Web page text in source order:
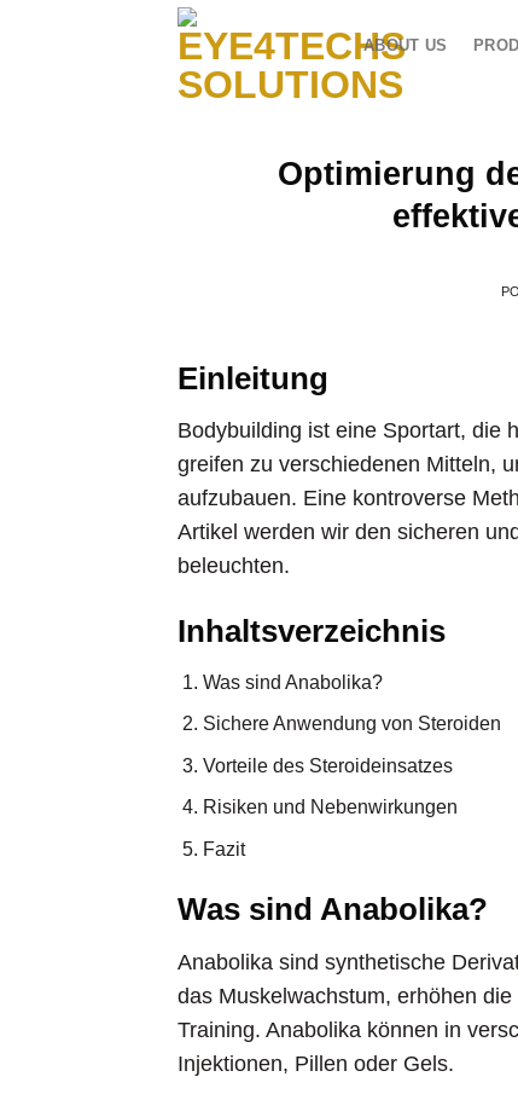
ABOUT US
Optimierung
Einleitung
Bodybuilding ist eine Sportart, die
greifen zu verschiedenen Mitteln,
aufzubauen. Eine kontroverse
Artikel werden wir den sicheren
beleuchten.
Inhaltsverzeichnis
Was sind Anabolika?
Sichere Anwendung von Steroiden
Vorteile des Steroideinsatzes
Risiken und Nebenwirkungen
Fazit
Was sind Anabolika?
Anabolika sind synthetische
das Muskelwachstum, erhöhen
Training. Anabolika können in
Injektionen, Pillen oder Gels.